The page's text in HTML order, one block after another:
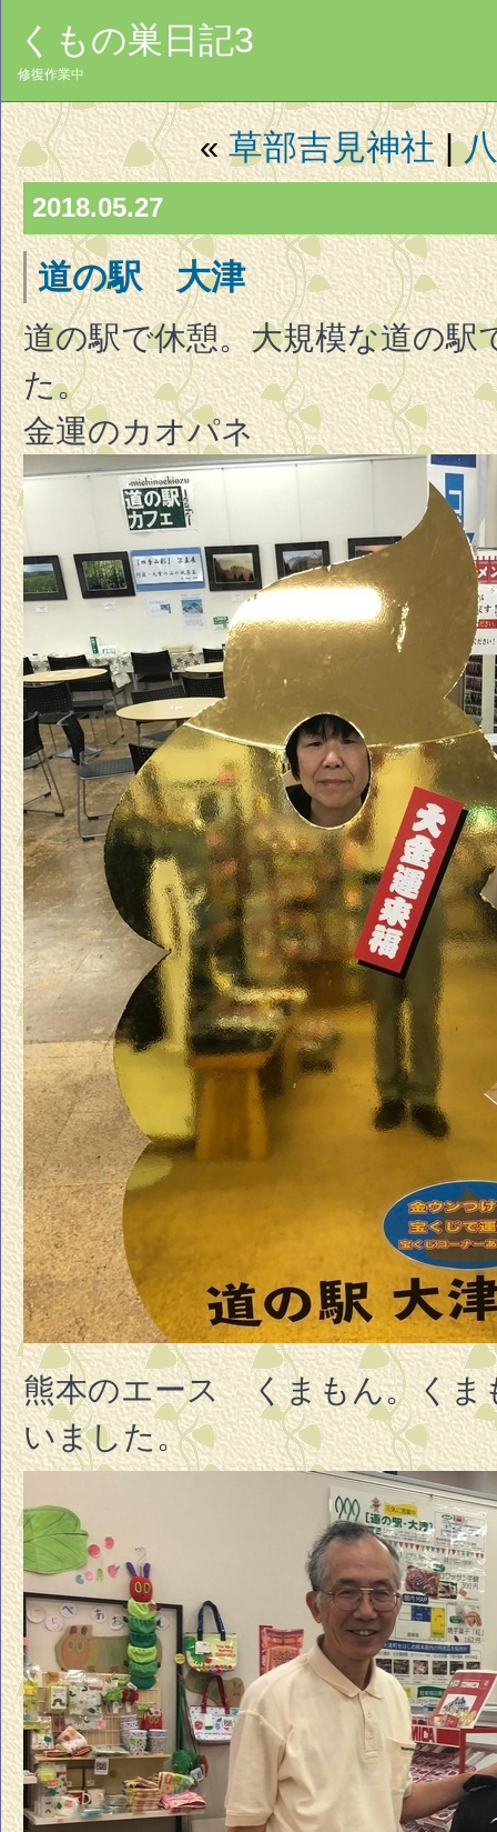
くもの巣日記3
修復作業中
«草部吉見神社|
2018.05.27
道の駅 大津
道の駅で休憩。大規模な道の駅
た。
金運のカオパネ
熊本のエース くまもん。くま
いました。